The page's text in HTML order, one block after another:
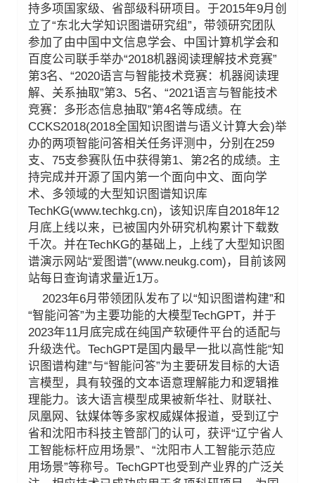
持多项国家级、省部级科研项目。于2015年9月创
立了“东北大学知识图谱研究组”，带领研究团队
参加了由中国中文信息学会、中国计算机学会和
百度公司联手举办“2018机器阅读理解技术竞赛”
第3名、“2020语言与智能技术竞赛：机器阅读理
解、关系抽取”第3、5名、“2021语言与智能技术
竞赛：多形态信息抽取”第4名等成绩。在
CCKS2018(2018全国知识图谱与语义计算大会)举
办的两项智能问答相关任务评测中，分别在259
支、75支参赛队伍中获得第1、第2名的成绩。主
持完成并开源了国内第一个面向中文、面向学
术、多领域的大型知识图谱知识库
TechKG(www.techkg.cn)，该知识库自2018年12
月底上线以来，已被国内外研究机构累计下载数
千次。并在TechKG的基础上，上线了大型知识图
谱演示网站“爱图谱”(www.neukg.com)，目前该网
站每日查询请求量近1万。
2023年6月带领团队发布了以“知识图谱构建”和
“智能问答”为主要功能的大模型TechGPT，并于
2023年11月底完成在纯国产软硬件平台的适配与
升级迭代。TechGPT是国内最早一批以高性能“知
识图谱构建”与“智能问答”为主要研发目标的大语
言模型，具有较强的文本语意理解能力和逻辑推
理能力。该大语言模型成果被新华社、财联社、
凤凰网、钛媒体等多家权威媒体报道，受到辽宁
省和沈阳市科技主管部门的认可，获评“辽宁省人
工智能标杆应用场景”、“沈阳市人工智能示范应
用场景”等称号。TechGPT也受到产业界的广泛关